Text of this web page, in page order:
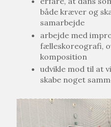
både kræver og
samarbejde
arbejde med
fælleskoreografi,
komposition
udvikle mod til at
skabe noget